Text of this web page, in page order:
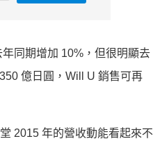
同期增加 10%，但很明顯去
億日圓，Will U 銷售可再
2015 年的營收動能看起來不